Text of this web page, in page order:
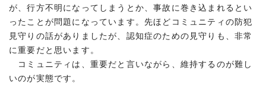
が、行方不明になってしまうとか、事故に巻き込まれるとい
ったことが問題になっています。先ほどコミュニティの防犯
見守りの話がありましたが、認知症のための見守りも、非常
に重要だと思います。
コミュニティは、重要だと言いながら、維持するのが難し
いのが実態です。